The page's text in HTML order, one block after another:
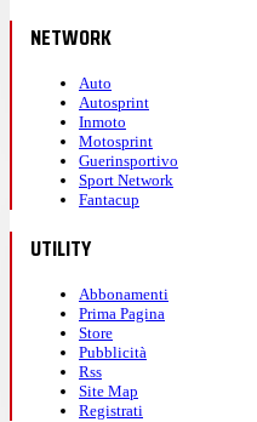
NETWORK
Auto
Autosprint
Inmoto
Motosprint
Guerinsportivo
Sport Network
Fantacup
UTILITY
Abbonamenti
Prima Pagina
Store
Pubblicità
Rss
Site Map
Registrati